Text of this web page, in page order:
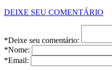
DEIXE SEU COMENTÁRIO
*Deixe seu comentário:
*Nome:
*Email: